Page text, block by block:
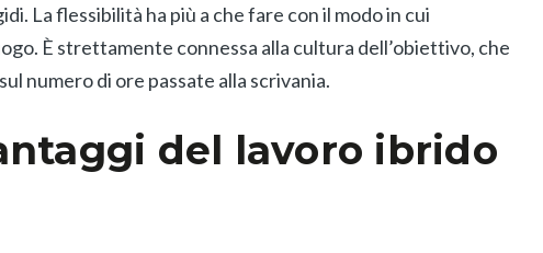
La flessibilità ha più a che fare con il modo in cui
È strettamente connessa alla cultura dell’obiettivo, che
numero di ore passate alla scrivania.
del lavoro ibrido